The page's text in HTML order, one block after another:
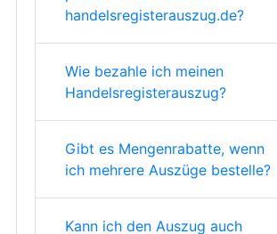
handelsregisterauszug.de?
Wie bezahle ich meinen
Handelsregisterauszug?
Gibt es Mengenrabatte, wenn
ich mehrere Auszüge bestelle?
Kann ich den Auszug auch